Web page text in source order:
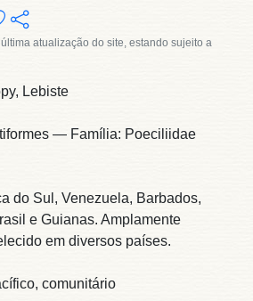
atualização do site, estando sujeito a
Lebiste
— Família: Poeciliidae
do Sul, Venezuela, Barbados,
e Guianas. Amplamente
em diversos países.
comunitário